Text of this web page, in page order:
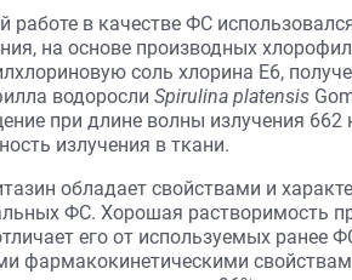
работе в качестве ФС
на основе производных
соль хлорина Е6,
водоросли Spirulina platensis
при длине волны излучения
излучения в ткани.
обладает свойствами и
ФС. Хорошая растворимость
его от используемых ранее
фармакокинетическими